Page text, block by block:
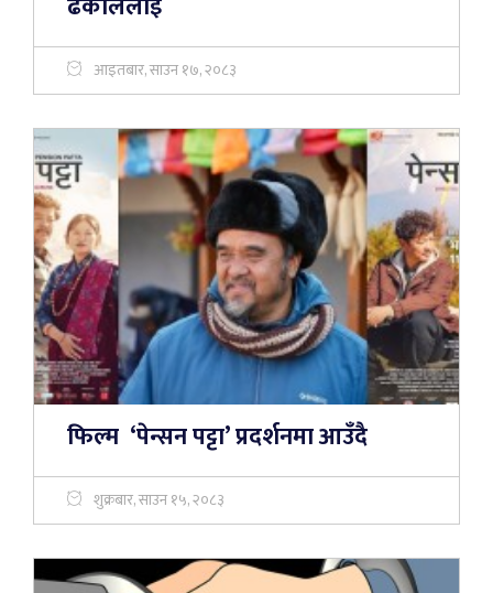
आइतबार, साउन १७, २०८३
फिल्म ‘पेन्सन पट्टा’ प्रदर्शनमा आउँदै
शुक्रबार, साउन १५, २०८३